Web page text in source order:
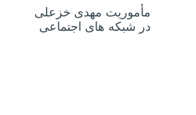
مأموریت مهدی خزعلی
در شبکه های اجتماعی